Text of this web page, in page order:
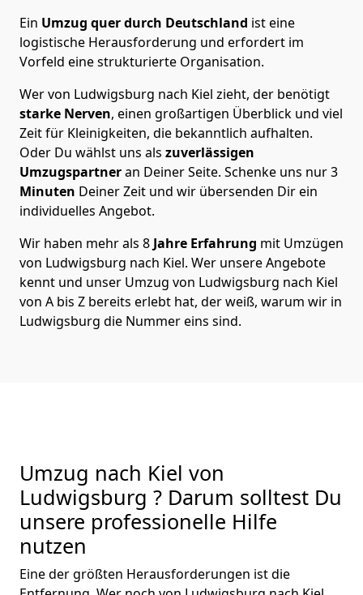
Ein Umzug quer durch Deutschland ist eine
logistische Herausforderung und erfordert im
Vorfeld eine strukturierte Organisation.
Wer von Ludwigsburg nach Kiel zieht, der benötigt
starke Nerven, einen großartigen Überblick und viel
Zeit für Kleinigkeiten, die bekanntlich aufhalten.
Oder Du wählst uns als zuverlässigen
Umzugspartneran Deiner Seite. Schenke uns nur3
Minuten Deiner Zeit und wir übersenden Dir ein
individuelles Angebot.
Wir haben mehr als 8 Jahre Erfahrung mit Umzügen
von Ludwigsburg nach Kiel. Wer unsere Angebote
kennt und unser Umzug von Ludwigsburg nach Kiel
von A bis Z bereits erlebt hat, der weiß, warum wir in
Ludwigsburg die Nummer eins sind.
Umzug nach Kiel von
Ludwigsburg ? Darum solltest Du
unsere professionelle Hilfe
nutzen
Eine der größten Herausforderungen ist die